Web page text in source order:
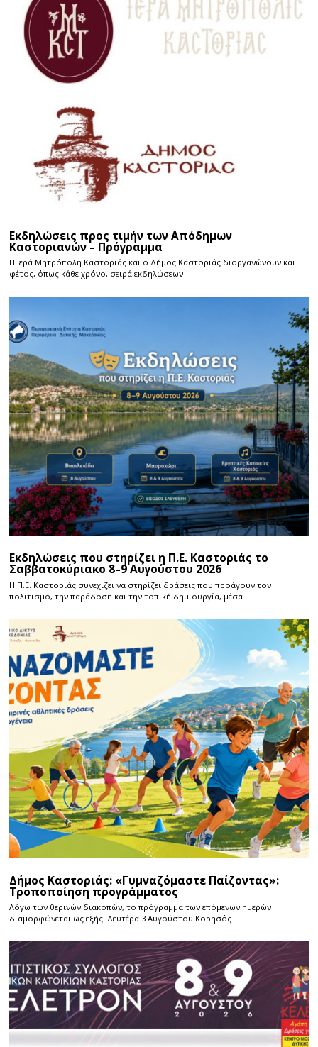
Εκδηλώσεις προς τιμήν των Απόδημων
Καστοριανών – Πρόγραμμα
Η Ιερά Μητρόπολη Καστοριάς και ο Δήμος Καστοριάς διοργανώνουν και
φέτος, όπως κάθε χρόνο, σειρά εκδηλώσεων
Εκδηλώσεις που στηρίζει η Π.Ε. Καστοριάς το
Σαββατοκύριακο 8–9 Αυγούστου 2026
Η Π.E. Καστοριάς συνεχίζει να στηρίζει δράσεις που προάγουν τον
πολιτισμό, την παράδοση και την τοπική δημιουργία, μέσα
Δήμος Καστοριάς: «Γυμναζόμαστε Παίζοντας»:
Τροποποίηση προγράμματος
Λόγω των θερινών διακοπών, το πρόγραμμα των επόμενων ημερών
διαμορφώνεται ως εξής: Δευτέρα 3 Αυγούστου Κορησός